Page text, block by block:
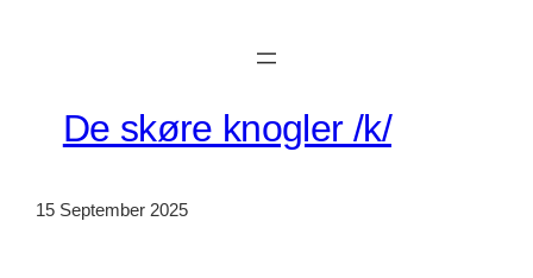
De skøre knogler /k/
15 September 2025